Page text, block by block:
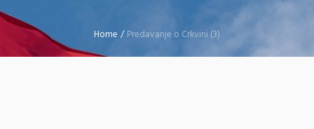
Home /Predavanje o Crkvini (3)